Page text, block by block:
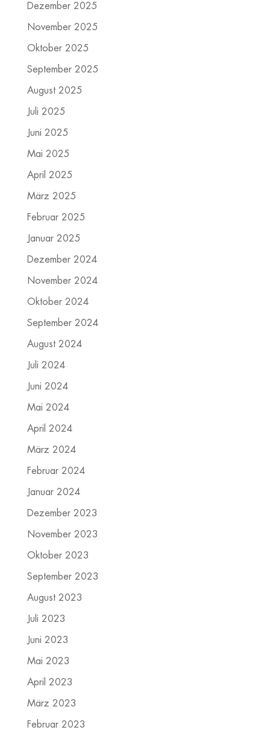
Dezember 2025
November 2025
Oktober 2025
September 2025
August 2025
Juli 2025
Juni 2025
Mai 2025
April 2025
März 2025
Februar 2025
Januar 2025
Dezember 2024
November 2024
Oktober 2024
September 2024
August 2024
Juli 2024
Juni 2024
Mai 2024
April 2024
März 2024
Februar 2024
Januar 2024
Dezember 2023
November 2023
Oktober 2023
September 2023
August 2023
Juli 2023
Juni 2023
Mai 2023
April 2023
März 2023
Februar 2023